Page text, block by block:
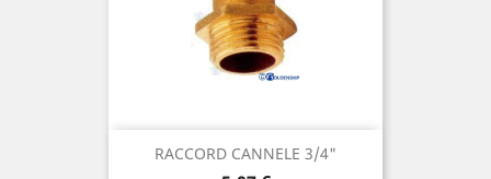
RACCORD CANNELE 3/4"